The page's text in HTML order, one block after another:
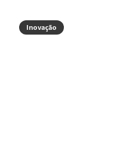
Inovação